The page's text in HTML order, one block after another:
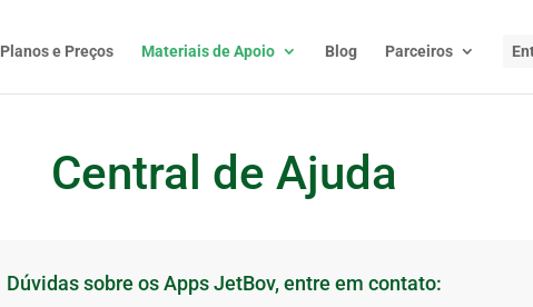
Planos e Preços Materiais de Apoio Blog Parceiros
Central de Ajuda
Dúvidas sobre os Apps JetBov, entre em contato: